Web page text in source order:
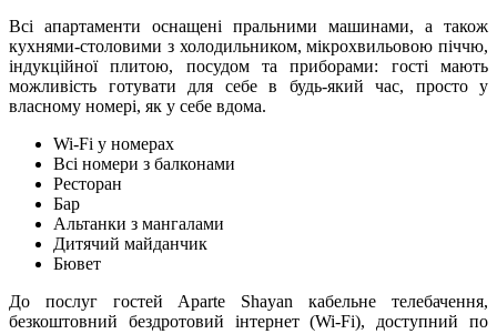
Всі апартаменти оснащені пральними машинами, а також
кухнями-столовими з холодильником, мікрохвильовою піччю,
індукційної плитою, посудом та приборами: гості мають
можливість готувати для себе в будь-який час, просто у
власному номері, як у себе вдома.
Wi-Fi у номерах
Всі номери з балконами
Ресторан
Бар
Альтанки з мангалами
Дитячий майданчик
Бювет
До послуг гостей Aparte Shayan кабельне телебачення,
безкоштовний бездротовий інтернет (Wi-Fi), доступний по